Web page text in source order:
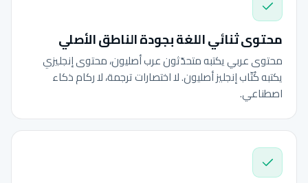
محتوى ثنائي اللغة بجودة الناطق الأصلي
محتوى عربي يكتبه متحدّثون عرب أصليون، محتوى إنجليزي
يكتبه كُتّاب إنجليز أصليون. لا اختصارات ترجمة، لا ركام ذكاء
اصطناعي.